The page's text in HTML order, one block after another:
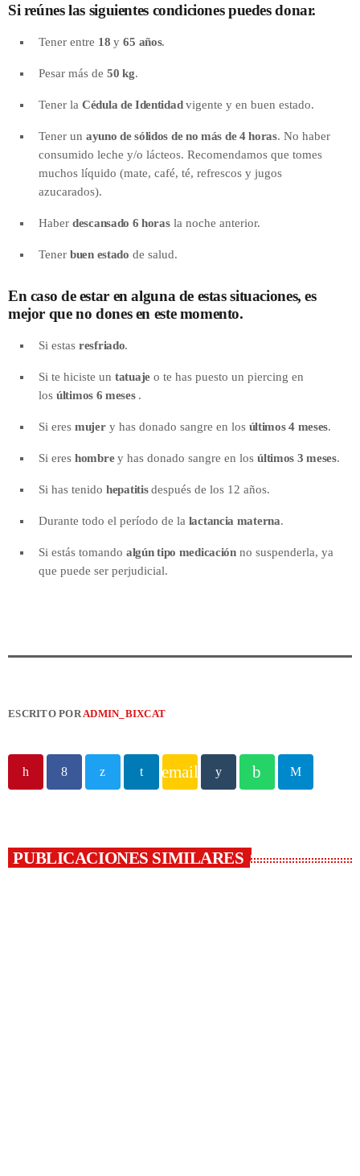
Si reúnes las siguientes condiciones puedes donar.
Tener entre 18 y65 años.
Pesar más de 50 kg.
Tener la Cédula de Identidadvigente y en buen estado.
Tener un ayuno de sólidos de no más de 4 horas. No haber
consumido leche y/o lácteos. Recomendamos que tomes
muchos líquido (mate, café, té, refrescos y jugos
azucarados).
Haber descansado 6 horasla noche anterior.
Tener buen estado de salud.
En caso de estar en alguna de estas situaciones,es
mejor que no dones en este momento.
Si estas resfriado.
Si te hiciste un tatuajeo te has puesto un piercing en
los últimos 6 meses .
Si eres mujery has donado sangre en los últimos 4 meses.
Si eres hombrey has donado sangre en losúltimos 3 meses.
Si has tenido hepatitisdespués de los 12 años.
Durante todo el período de la lactancia materna.
Si estás tomando algún tipo medicaciónno suspenderla, ya
que puede ser perjudicial.
ESCRITO PORADMIN_BIXCAT
email
PUBLICACIONES SIMILARES